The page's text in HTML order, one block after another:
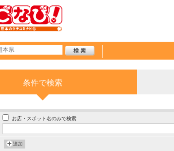
条件で検索
お店・スポット名のみで検索
追加